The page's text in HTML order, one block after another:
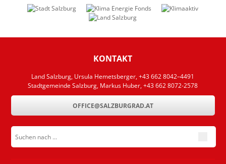
KONTAKT
Land Salzburg, Ursula Hemetsberger, +43 662 8042–4491
Stadtgemeinde Salzburg, Markus Huber, +43 662 8072-2578
OFFICE@SALZBURGRAD.AT
Suchen nach ...
submit